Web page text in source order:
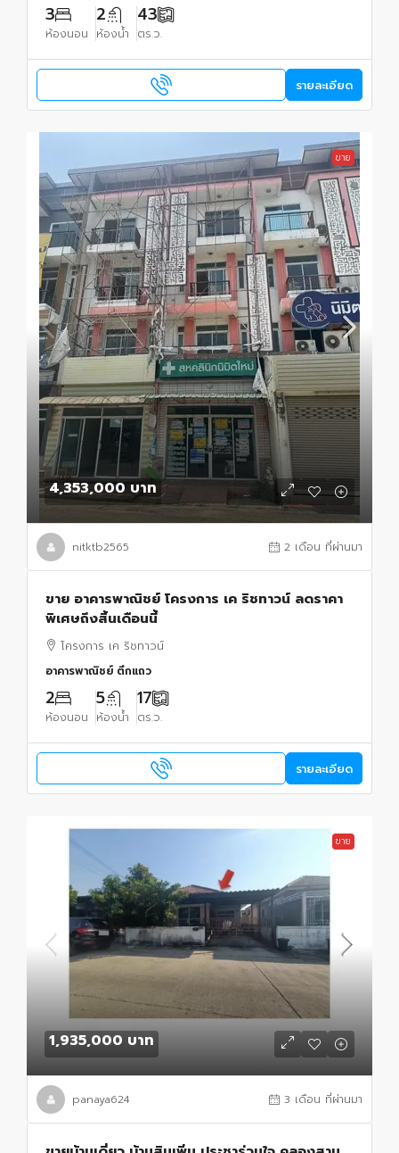
3
ห้องนอน
2
ห้องน้ำ
43
ตร.ว.
รายละเอียด
ขาย
4,353,000 บาท
nitktb2565 2 เดือน ที่ผ่านมา
ขาย อาคารพาณิชย์ โครงการ เค ริชทาวน์ ลดราคา
พิเศษถึงสิ้นเดือนนี้
โครงการ เค ริชทาวน์
อาคารพาณิชย์ ตึกแถว
2
ห้องนอน
5
ห้องน้ำ
17
ตร.ว.
รายละเอียด
ขาย
1,935,000 บาท
panaya624 3 เดือน ที่ผ่านมา